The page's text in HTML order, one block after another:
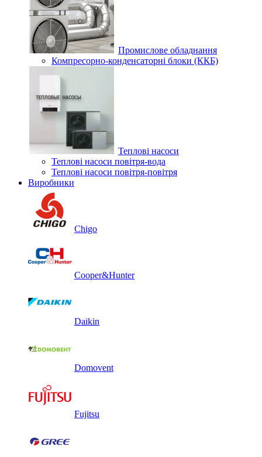
Промислове обладнання
Компресорно-конденсаторні блоки (ККБ)
Теплові насоси
Теплові насоси повітря-вода
Теплові насоси повітря-повітря
Виробники
Chigo
Cooper&Hunter
Daikin
Domovent
Fujitsu